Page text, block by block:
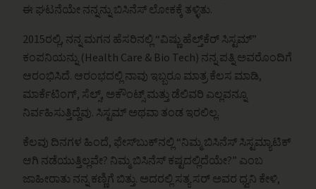
ಈ ಘಟನೆಯೇ ನನ್ನನ್ನು ಬಿಸಿನೆಸ್ ಲೋಕಕ್ಕೆ ತಳ್ಳಿತು.
2015ರಲ್ಲಿ, ನನ್ನ ಮಗನ ಹೆಸರಿನಲ್ಲಿ “ವಿಷ್ಣು ಹೆಲ್ತ್‌ಕೆರ್ ಸಿಸ್ಟಮ್”
ಕಂಪನಿಯನ್ನು (Health Care & Bio Tech) ನನ್ನ ಪತ್ನಿ ಅವರೊಂದಿಗೆ
ಆರಂಭಿಸಿದೆ. ಆರಂಭದಲ್ಲಿ ನಾವು ಇಬ್ಬರೂ ಮಾತ್ರ ಕೆಲಸ ಮಾಡಿ,
ಮಾರ್ಕೆಟಿಂಗ್, ಸೆಲ್ಸ್, ಅಕೌಂಟ್ಸ್ ಮತ್ತು ಡೆಲಿವರಿ ಎಲ್ಲವನ್ನೂ
ನಿರ್ವಹಿಸುತ್ತಿದ್ದೆವು. ಸಿಸ್ಟಮ್ ಅಥವಾ ತಂಡ ಇರಲಿಲ್ಲ.
ಕೆಲವು ದಿನಗಳ ಹಿಂದೆ, ಫೇಸ್‌ಬುಕ್‌ನಲ್ಲಿ “ನಿಮ್ಮ ಬಿಸಿನೆಸ್ ಸಿಸ್ಟಮ್ಯಾಟಿಕ್
ಆಗಿ ನಡೆಯುತ್ತಿಲ್ಲವೇ? ನಿಮ್ಮ ಬಿಸಿನೆಸ್ ಕಷ್ಟದಲ್ಲಿದೆಯೇ?” ಎಂಬ
ಜಾಹೀರಾತು ನನ್ನ ಕಣ್ಣಿಗೆ ಬಿತ್ತು. ಅದರಲ್ಲಿ ಸತ್ಯ ಸರ್ ಅವರ ಧ್ವನಿ ಕೇಳಿ,